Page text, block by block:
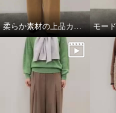
柔らか素材の上品カジュアルスタイル